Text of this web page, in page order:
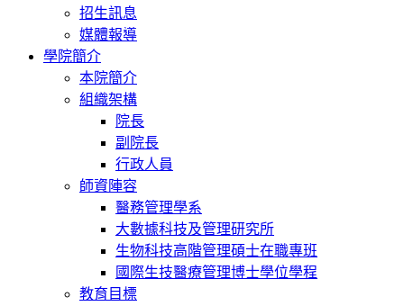
招生訊息
媒體報導
學院簡介
本院簡介
組織架構
院長
副院長
行政人員
師資陣容
醫務管理學系
大數據科技及管理研究所
生物科技高階管理碩士在職專班
國際生技醫療管理博士學位學程
教育目標